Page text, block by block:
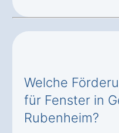
Welche
für Fenster in
Rubenheim?